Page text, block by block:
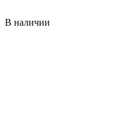
В наличии